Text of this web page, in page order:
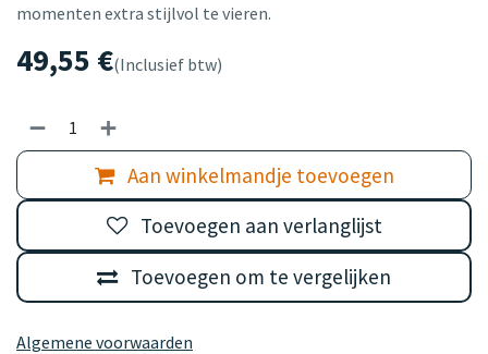
momenten extra stijlvol te vieren.
49,55 €(Inclusief btw)
Aan winkelmandje toevoegen
Toevoegen om te vergelijken
Toevoegen aan verlanglijst
Algemene voorwaarden